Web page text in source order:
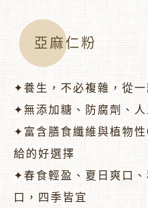
亞麻仁粉
✦養生，不必複雜，從
✦無添加糖、防腐劑、
✦富含膳食纖維與植物
給的好選擇
✦春食輕盈、夏日爽口
口，四季皆宜